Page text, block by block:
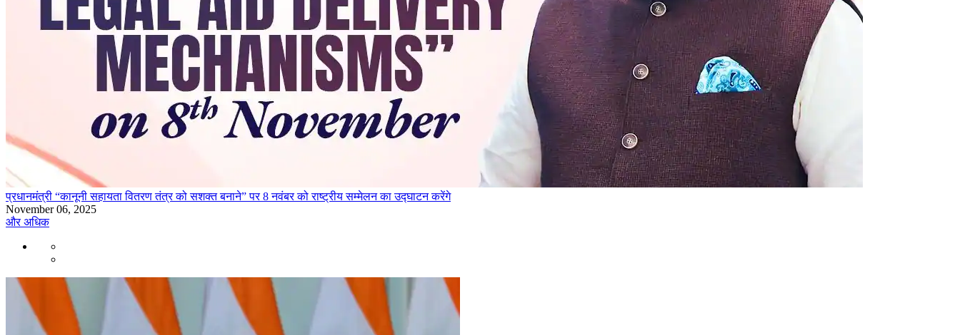
प्रधानमंत्री “कानूनी सहायता वितरण तंत्र को सशक्त बनाने” पर 8 नवंबर को राष्ट्रीय सम्मेलन का उद्घाटन करेंगे
November 06, 2025
और अधिक